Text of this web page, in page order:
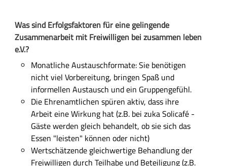
Was sind Erfolgsfaktorenfür eine gelingende
Zusammenarbeit mit Freiwilligen bei zusammen leben
e.V.?
MonatlicheAustauschformate:Sie benötigen
nicht viel Vorbereitung, bringen Spaß und
informellen Austausch und ein Gruppengefühl.
Die Ehrenamtlichen spüren aktiv, dass ihre
Arbeit eine Wirkung hat (z.B. bei zuka Solicafé -
Gästewerden gleich behandelt, ob sie sich das
Essen "leisten" können oder nicht)
Wertschätzende gleichwertige Behandlungder
Freiwilligen durch Teilhabe und Beteiligung(z.B.